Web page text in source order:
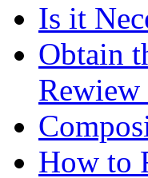
Is it
Obtain
Rewiew
How to